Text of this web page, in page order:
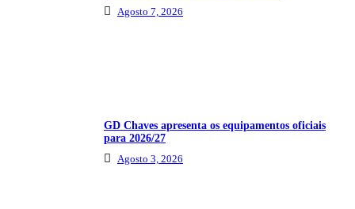
Agosto 7, 2026
GD Chaves apresenta os equipamentos oficiais
para 2026/27
Agosto 3, 2026